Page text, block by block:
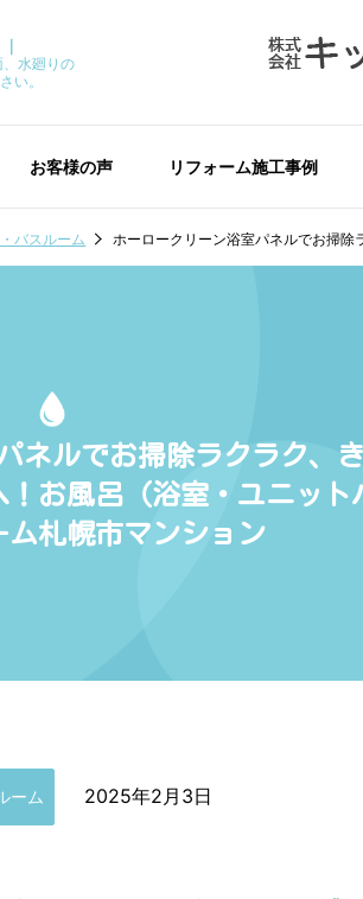
水廻りの
い。
お客様の声 リフォーム施工事例
バスルーム ホーロークリーン浴室パネルでお掃
ネルでお掃除ラクラク、
お風呂（浴室・ユニット
ム札幌市マンション
ーム 2025年2月3日